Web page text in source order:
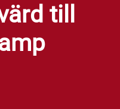
till